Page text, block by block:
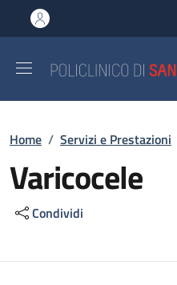
al contenuto principale
to footer content
Briciole di pane
Home / Servizi e Prestazioni
Varicocele
Condividi